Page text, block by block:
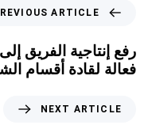
ARTICLE
رفع إنتاجية الفريق
فعالة لقادة أقسام
NEXT ARTICLE